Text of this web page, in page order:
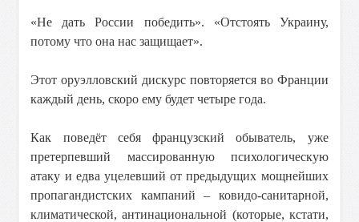
«Не дать России победить». «Отстоять Украину,
потому что она нас защищает».
Этот оруэлловский дискурс повторяется во Франции
каждый день, скоро ему будет четыре года.
Как поведёт себя французский обыватель, уже
претерпевший массированную психологическую
атаку и едва уцелевший от предыдущих мощнейших
пропагандистских кампаний – ковидо-санитарной,
климатической, антинациональной (которые, кстати,